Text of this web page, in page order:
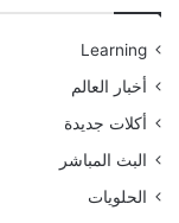
Learning
أخبار العالم
أكلات جديدة
البث المباشر
الحلويات